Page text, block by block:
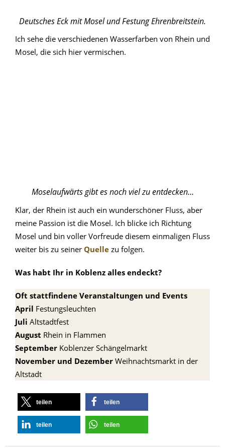
Deutsches Eck mit Mosel und Festung Ehrenbreitstein.
Ich sehe die verschiedenen Wasserfarben von Rhein und
Mosel, die sich hier vermischen.
Moselaufwärts gibt es noch viel zu entdecken…
Klar, der Rhein ist auch ein wunderschöner Fluss, aber
meine Passion ist die Mosel. Ich blicke ich Richtung
Mosel und bin voller Vorfreude diesem einmaligen Fluss
weiter bis zu seiner Quelle zu folgen.
Was habt Ihr in Koblenz alles endeckt?
Oft stattfindene Veranstaltungen und Events
April Festungsleuchten
Juli Altstadtfest
August Rhein in Flammen
September Koblenzer Schängelmarkt
November und Dezember Weihnachtsmarkt in der
Altstadt
teilen teilen
teilen teilen